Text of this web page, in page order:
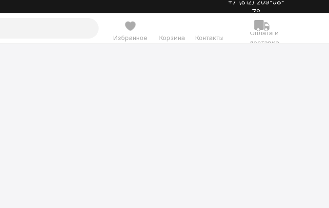
Оплата и
доставка
Контакты
Избранное Корзина
+7 (812) 209-08-
78